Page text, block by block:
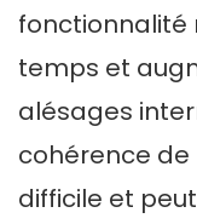
fonctionnalité
temps et
alésages
cohérence
difficile et